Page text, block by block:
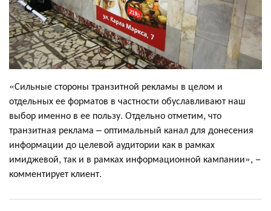
«Сильные стороны транзитной рекламы в целом и
отдельных ее форматов в частности обуславливают наш
выбор именно в ее пользу. Отдельно отметим, что
транзитная реклама – оптимальный канал для донесения
информации до целевой аудитории как в рамках
имиджевой, так и в рамках информационной кампании», −
комментирует клиент.